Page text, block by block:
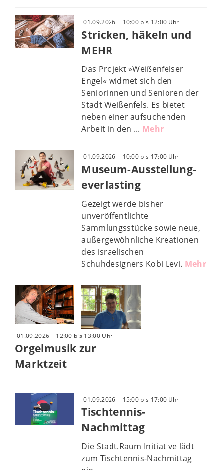
01.09.2026 10:00 bis 12:00 Uhr
Stricken, häkeln und
MEHR
Das Projekt »Weißenfelser
Engel« widmet sich den
Seniorinnen und Senioren der
Stadt Weißenfels. Es bietet
neben einer aufsuchenden
Arbeit in den ... Mehr
01.09.2026 10:00 bis 17:00 Uhr
Museum-Ausstellung-
everlasting
Gezeigt werde bisher
unveröffentlichte
Sammlungsstücke sowie neue,
außergewöhnliche Kreationen
des israelischen
Schuhdesigners Kobi Levi. Mehr
01.09.2026 12:00 bis 13:00 Uhr
Orgelmusik zur
Marktzeit
01.09.2026 15:00 bis 17:00 Uhr
Tischtennis-
Nachmittag
Die Stadt.Raum Initiative lädt
zum Tischtennis-Nachmittag